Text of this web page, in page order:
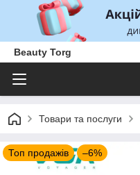
Beauty Torg
Товари та послуги
Топ продажів –6%